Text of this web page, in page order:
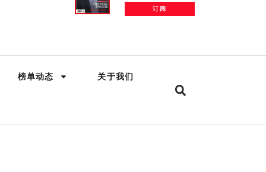
订阅
榜单动态
关于我们